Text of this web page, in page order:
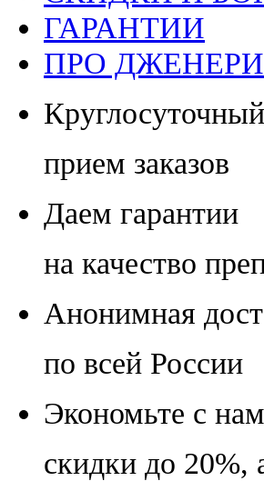
ГАРАНТИИ
ПРО
Круглосуточный
прием заказов
Даем гарантии
на качество
Анонимная
по всей России
Экономьте с
скидки до 20%,